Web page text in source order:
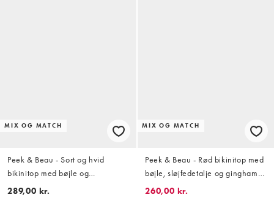
MIX OG MATCH
Peek & Beau - Sort og hvid
bikinitop med bøjle og
pyntedetaljer og polkaprikker
289,00 kr.
MIX OG MATCH
Peek & Beau - Rød bikinitop med
bøjle, sløjfedetalje og gingham-
tern
260,00 kr.